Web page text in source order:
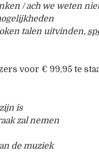
/ ach we weten
talen uitvinden,
voor € 99,95 te
is
zal nemen
de muziek